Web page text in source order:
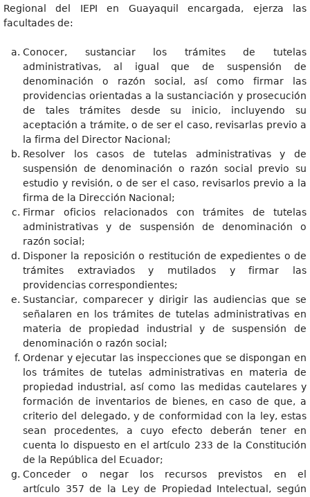
Regional del IEPI en Guayaquil encargada, ejerza las
facultades de:
Conocer, sustanciar los trámites de tutelas
administrativas, al igual que de suspensión de
denominación o razón social, así como firmar las
providencias orientadas a la sustanciación y prosecución
de tales trámites desde su inicio, incluyendo su
aceptación a trámite, o de ser el caso, revisarlas previo a
la firma del Director Nacional;
Resolver los casos de tutelas administrativas y de
suspensión de denominación o razón social previo su
estudio y revisión, o de ser el caso, revisarlos previo a la
firma de la Dirección Nacional;
Firmar oficios relacionados con trámites de tutelas
administrativas y de suspensión de denominación o
razón social;
Disponer la reposición o restitución de expedientes o de
trámites extraviados y mutilados y firmar las
providencias correspondientes;
Sustanciar, comparecer y dirigir las audiencias que se
señalaren en los trámites de tutelas administrativas en
materia de propiedad industrial y de suspensión de
denominación o razón social;
Ordenar y ejecutar las inspecciones que se dispongan en
los trámites de tutelas administrativas en materia de
propiedad industrial, así como las medidas cautelares y
formación de inventarios de bienes, en caso de que, a
criterio del delegado, y de conformidad con la ley, estas
sean procedentes, a cuyo efecto deberán tener en
cuenta lo dispuesto en el artículo 233 de la Constitución
de la República del Ecuador;
Conceder o negar los recursos previstos en el
artículo 357 de la Ley de Propiedad Intelectual, según